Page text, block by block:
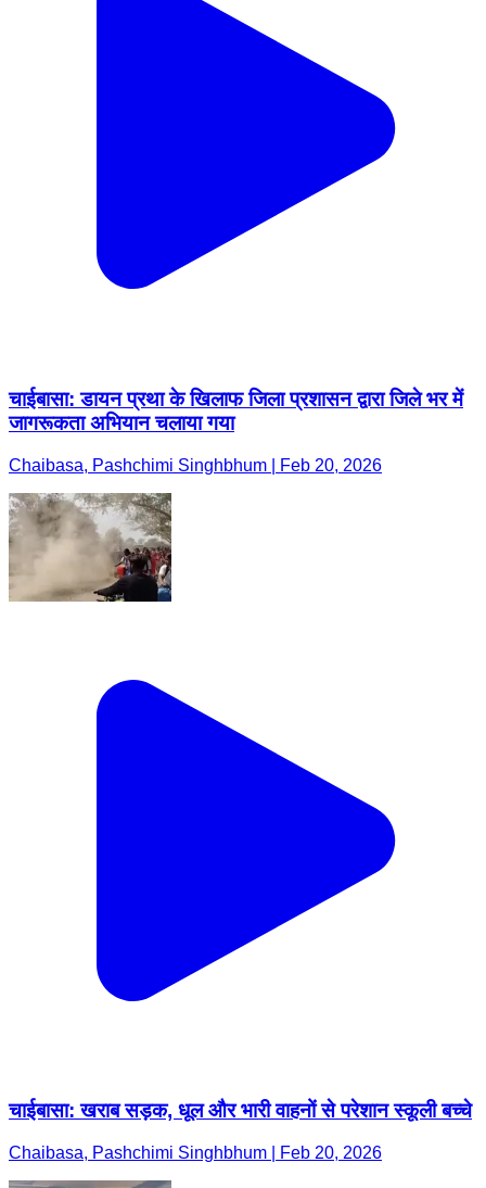
चाईबासा: डायन प्रथा के खिलाफ जिला प्रशासन द्वारा जिले भर में
जागरूकता अभियान चलाया गया
Chaibasa, Pashchimi Singhbhum | Feb 20, 2026
चाईबासा: खराब सड़क, धूल और भारी वाहनों से परेशान स्कूली बच्चे
Chaibasa, Pashchimi Singhbhum | Feb 20, 2026